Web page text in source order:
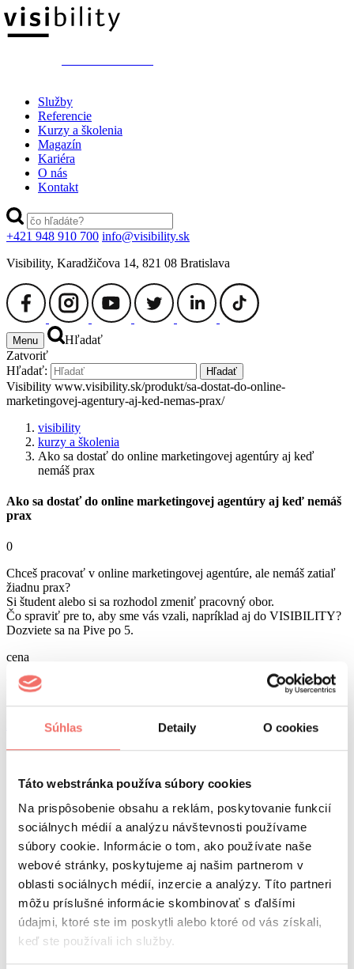
Súhlas Detaily O cookies
Táto webstránka používa súbory cookies
Na prispôsobenie obsahu a reklám, poskytovanie funkcií
sociálnych médií a analýzu návštevnosti používame
súbory cookie. Informácie o tom, ako používate naše
webové stránky, poskytujeme aj našim partnerom v
oblasti sociálnych médií, inzercie a analýzy. Títo partneri
môžu príslušné informácie skombinovať s ďalšími
údajmi, ktoré ste im poskytli alebo ktoré od vás získali,
keď ste používali ich služby.
Služby
Referencie
Kurzy a školenia
Magazín
Kariéra
O nás
Kontakt
+421 948 910 700 info@visibility.sk
Visibility, Karadžičova 14, 821 08 Bratislava
Menu
Hľadať
Zatvoriť
Hľadať:
Hľadať
Visibility www.visibility.sk/produkt/sa-dostat-do-online-
marketingovej-agentury-aj-ked-nemas-prax/
visibility
kurzy a školenia
Ako sa dostať do online marketingovej agentúry aj keď
nemáš prax
Ako sa dostať do online marketingovej agentúry aj keď nemáš
prax
0
Chceš pracovať v online marketingovej agentúre, ale nemáš zatiaľ
žiadnu prax?
Si študent alebo si sa rozhodol zmeniť pracovný obor.
Čo spraviť pre to, aby sme vás vzali, napríklad aj do VISIBILITY?
Dozviete sa na Pive po 5.
cena
Vstup je zdarma
Počet miest je limitovanýPodujatie sa už uskutočnilo
AI Boost 2026
Súhlasím sospracovaním osobných údajov.
Odoberať
visibility
Visibility 360 group
referencie
kurzy a školenia
visiguide
kariéra